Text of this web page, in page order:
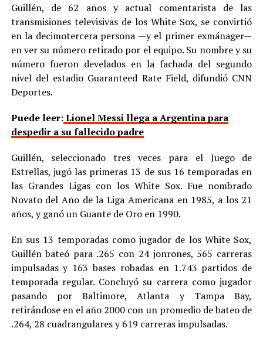
Guillén, de 62 años y actual comentarista de las
transmisiones televisivas de los White Sox, se convirtió
en la decimotercera persona —y el primer exmánager—
en ver su número retirado por el equipo. Su nombre y su
número fueron develados en la fachada del segundo
nivel del estadio Guaranteed Rate Field, difundió CNN
Deportes.
Puede leer:Lionel Messi llega a Argentina para
despedir a su fallecido padre
Guillén, seleccionado tres veces para el Juego de
Estrellas, jugó las primeras 13 de sus 16 temporadas en
las Grandes Ligas con los White Sox. Fue nombrado
Novato del Año de la Liga Americana en 1985, a los 21
años, y ganó un Guante de Oro en 1990.
En sus 13 temporadas como jugador de los White Sox,
Guillén bateó para .265 con 24 jonrones, 565 carreras
impulsadas y 163 bases robadas en 1.743 partidos de
temporada regular. Concluyó su carrera como jugador
pasando por Baltimore, Atlanta y Tampa Bay,
retirándose en el año 2000 con un promedio de bateo de
.264, 28 cuadrangulares y 619 carreras impulsadas.